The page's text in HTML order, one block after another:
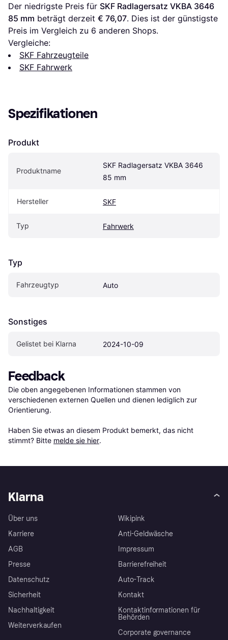
Der niedrigste Preis für SKF Radlagersatz VKBA 3646
85 mm beträgt derzeit € 76,07. Dies ist der günstigste
Preis im Vergleich zu 6 anderen Shops.
Vergleiche:
SKF Fahrzeugteile
SKF Fahrwerk
Spezifikationen
Produkt
Produktname
SKF Radlagersatz VKBA 3646
85 mm
Hersteller SKF
Typ Fahrwerk
Typ
Fahrzeugtyp Auto
Sonstiges
Gelistet bei Klarna 2024-10-09
Feedback
Die oben angegebenen Informationen stammen von
verschiedenen externen Quellen und dienen lediglich zur
Orientierung.
Haben Sie etwas an diesem Produkt bemerkt, das nicht
stimmt? Bitte melde sie hier.
Klarna
Über uns
Karriere
AGB
Presse
Datenschutz
Sicherheit
Nachhaltigkeit
Weiterverkaufen
Wikipink
Anti-Geldwäsche
Impressum
Barrierefreiheit
Auto-Track
Kontakt
Kontaktinformationen für
Behörden
Corporate governance